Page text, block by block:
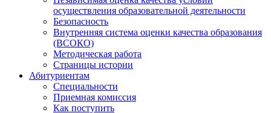
осуществления образовательной деятельности
Безопасность
Внутренняя система оценки качества образования
(ВСОКО)
Методическая работа
Страницы истории
Абитуриентам
Специальности
Приемная комиссия
Как поступить